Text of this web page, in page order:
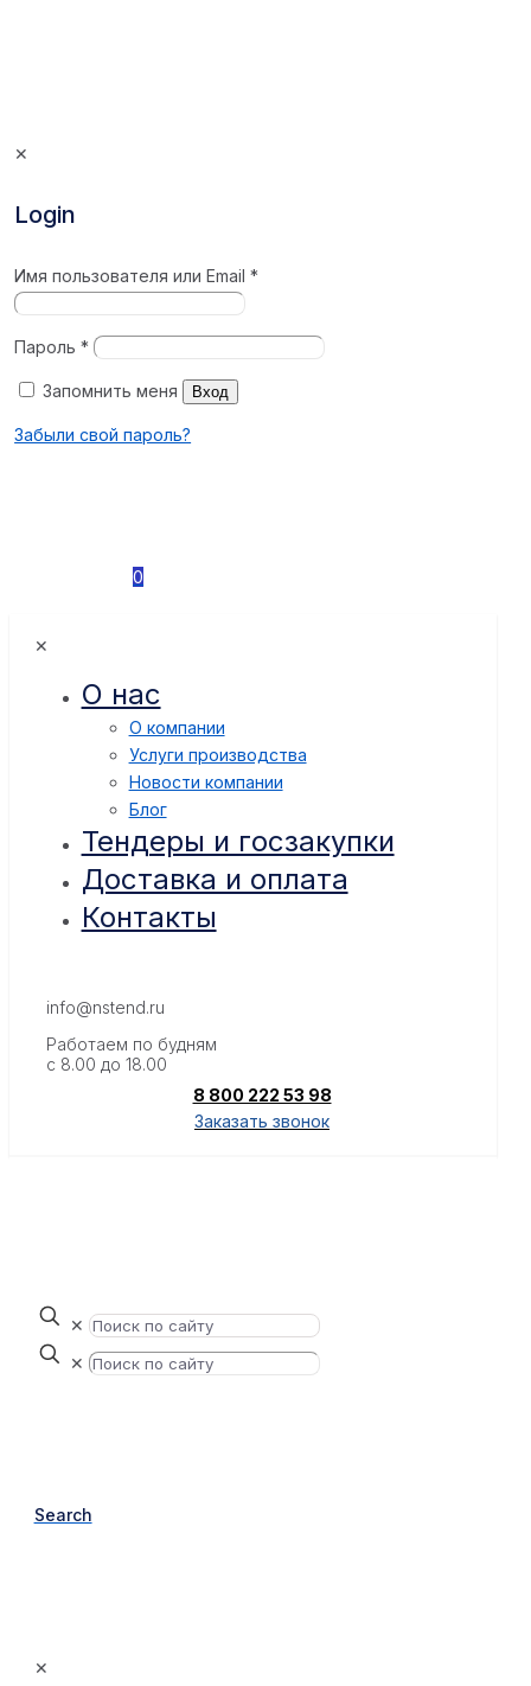
✕
Login
Имя пользователя или Email*
Пароль*
Запомнить меня Вход
Забыли свой пароль?
0
✕
О нас
О компании
Услуги производства
Новости компании
Блог
Тендеры и госзакупки
Доставка и оплата
Контакты
info@nstend.ru
Работаем по будням
с 8.00 до 18.00
8 800 222 53 98
Заказать звонок
✕
✕
Search
✕